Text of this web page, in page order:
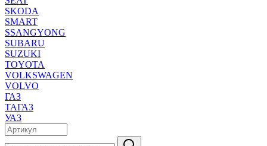
SKODA
SMART
SSANGYONG
SUBARU
SUZUKI
TOYOTA
VOLKSWAGEN
VOLVO
ГАЗ
ТАГАЗ
УАЗ